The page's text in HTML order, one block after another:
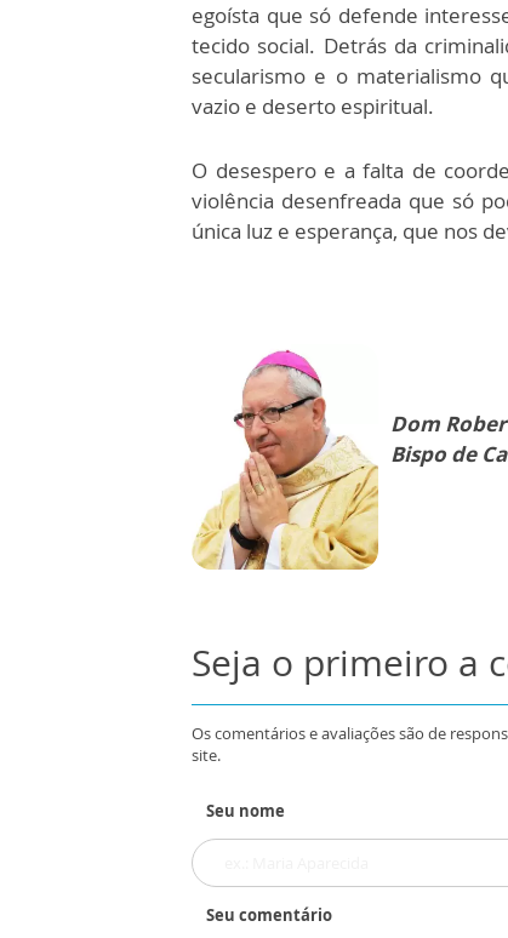
egoísta que só defende
tecido social. Detrás da
secularismo e o materialismo
vazio e deserto espiritual.
O desespero e a falta de
violência desenfreada que só
única luz e esperança, que nos
Dom
Bispo de
Seja o primeiro a
Os comentários e avaliações são de
site.
Seu nome
Seu comentário